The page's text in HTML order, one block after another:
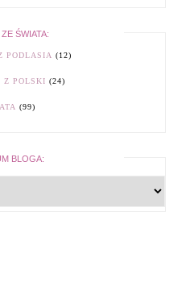
ŚWIATA:
PODLASIA (12)
Z POLSKI (24)
(99)
BLOGA: